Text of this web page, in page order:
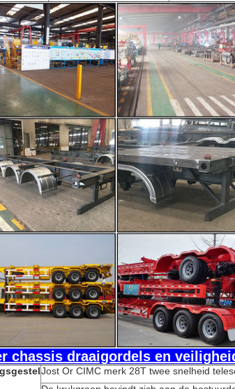
chassis draaigordels en
Jost Or CIMC merk 28T twee snelheid